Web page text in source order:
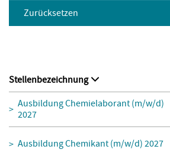
Zurücksetzen
Stellenbezeichnung
Ausbildung Chemielaborant (m/w/d)
2027
Ausbildung Chemikant (m/w/d) 2027